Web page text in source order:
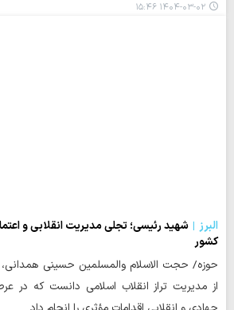
۱۴۰۴-۰۳-۰۲ ۱۵:۴۶
البرز
شهید رئیسی؛ تجلی مدیریت انقلابی و
کشور
حوزه/ حجت الاسلام والمسلمین حسینی همدانی،
از مدیریت تراز انقلاب اسلامی دانست که در